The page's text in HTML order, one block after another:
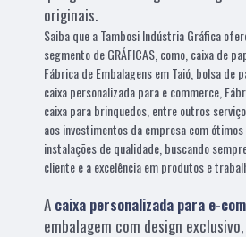
originais.
Saiba que a Tambosi Indústria Gráfica
segmento de GRÁFICAS, como, caixa de
Fábrica de Embalagens em Taió, bolsa de
caixa personalizada para e commerce,
caixa para brinquedos, entre outros
aos investimentos da empresa com
instalações de qualidade, buscando
cliente e a excelência em produtos e
A caixa personalizada para e-
embalagem com design